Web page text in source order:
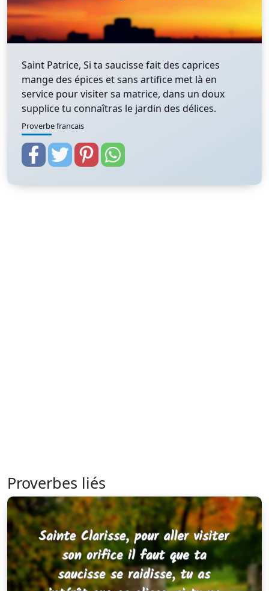
Saint Patrice, Si ta saucisse fait des caprices
mange des épices et sans artifice met là en
service pour visiter sa matrice, dans un doux
supplice tu connaîtras le jardin des délices.
Proverbe francais
Proverbes liés